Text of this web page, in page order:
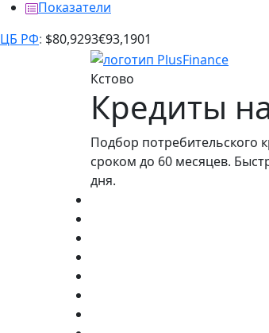
Показатели
ЦБ РФ: $80,9293€93,1901
Кстово
Кредиты
Подбор потребительского
сроком до 60 месяцев.
дня.